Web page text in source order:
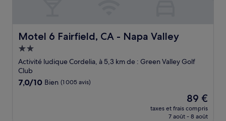
Motel 6 Fairfield, CA - Napa Valley
Motel 6 Fairfield, CA - Napa Valley
Hébergement
2.0 étoiles
Activité ludique Cordelia, à 5,3 km de : Green Valley Golf
Club
7.0
7,0/10 Bien (1 005 avis)
Le
nouveau
prix
89 €
taxes et frais compris
7 août - 8 août